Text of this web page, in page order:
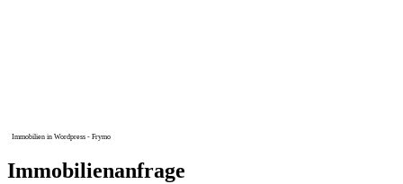
Immobilien in Wordpress - Frymo
Immobilienanfrage